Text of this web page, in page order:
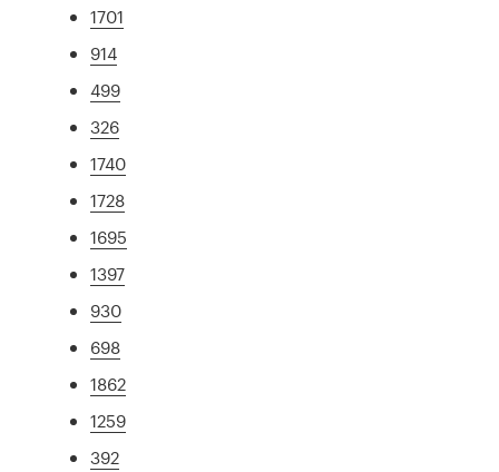
1701
914
499
326
1740
1728
1695
1397
930
698
1862
1259
392